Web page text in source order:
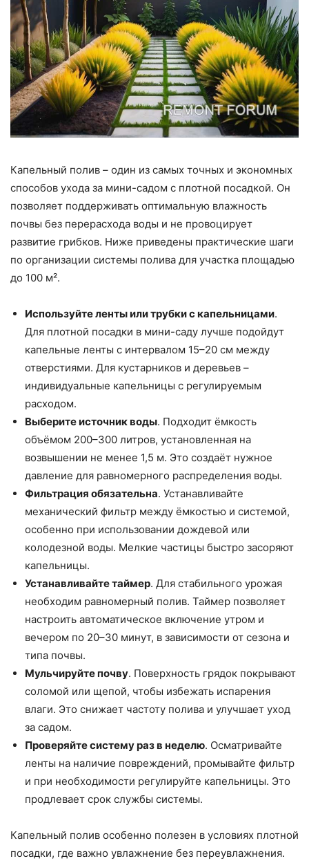
Капельный полив – один из самых точных и экономных
способов ухода за мини-садом с плотной посадкой. Он
позволяет поддерживать оптимальную влажность
почвы без перерасхода воды и не провоцирует
развитие грибков. Ниже приведены практические шаги
по организации системы полива для участка площадью
до 100 м².
Используйте ленты или трубки с капельницами.
Для плотной посадки в мини-саду лучше подойдут
капельные ленты с интервалом 15–20 см между
отверстиями. Для кустарников и деревьев –
индивидуальные капельницы с регулируемым
расходом.
Выберите источник воды. Подходит ёмкость
объёмом 200–300 литров, установленная на
возвышении не менее 1,5 м. Это создаёт нужное
давление для равномерного распределения воды.
Фильтрация обязательна. Устанавливайте
механический фильтр между ёмкостью и системой,
особенно при использовании дождевой или
колодезной воды. Мелкие частицы быстро засоряют
капельницы.
Устанавливайте таймер. Для стабильного урожая
необходим равномерный полив. Таймер позволяет
настроить автоматическое включение утром и
вечером по 20–30 минут, в зависимости от сезона и
типа почвы.
Мульчируйте почву. Поверхность грядок покрывают
соломой или щепой, чтобы избежать испарения
влаги. Это снижает частоту полива и улучшает уход
за садом.
Проверяйте систему раз в неделю. Осматривайте
ленты на наличие повреждений, промывайте фильтр
и при необходимости регулируйте капельницы. Это
продлевает срок службы системы.
Капельный полив особенно полезен в условиях плотной
посадки, где важно увлажнение без переувлажнения.